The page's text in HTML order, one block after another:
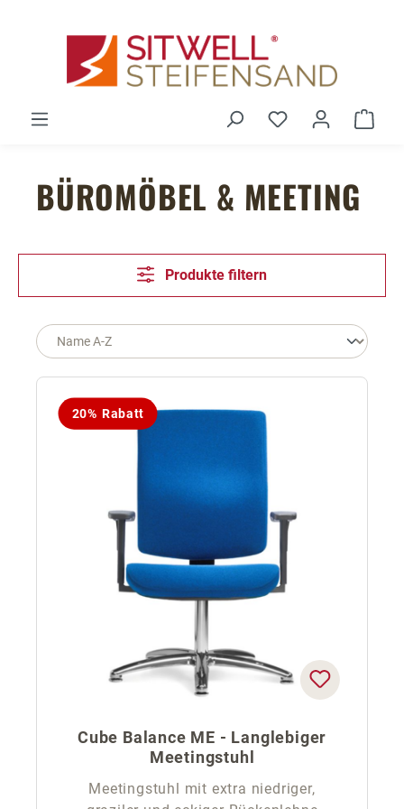
Du hast 0
BÜROMÖBEL & MEETING
Produkte filtern
20% Rabatt
Cube Balance ME - Langlebiger
Meetingstuhl
Meetingstuhl mit extra niedriger,